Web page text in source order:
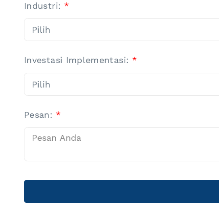
Industri: *
Investasi Implementasi: *
Pesan: *